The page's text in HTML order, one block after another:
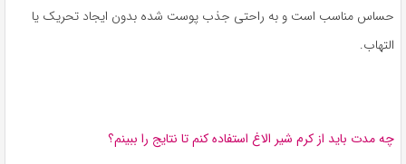
حساس مناسب است و به راحتی جذب پوست شده بدون ایجاد تحریک یا
التهاب.
چه مدت باید از کرم شیر الاغ استفاده کنم تا نتایج را ببینم؟